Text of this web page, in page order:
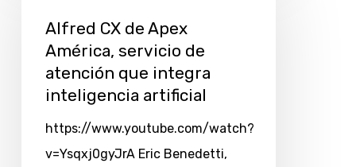
Alfred CX de Apex
América, servicio de
atención que integra
inteligencia artificial
https://www.youtube.com/watch?
v=Ysqxj0gyJrA Eric Benedetti,